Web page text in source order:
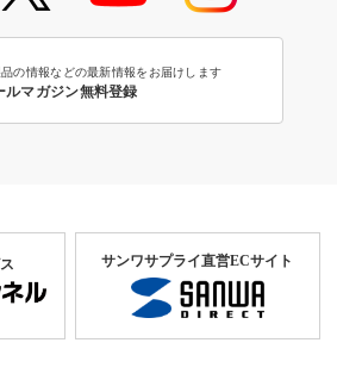
の情報などの最新情報をお届けします
ルマガジン無料登録
サンワサプライ直営ECサイト